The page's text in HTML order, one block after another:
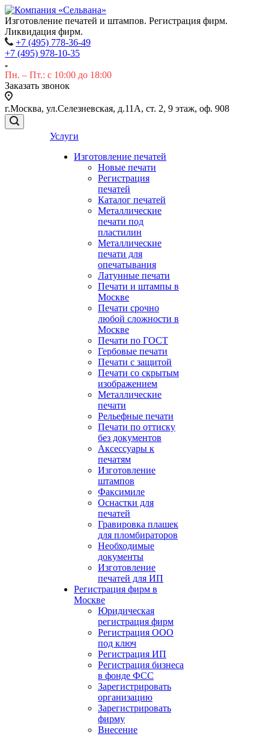
Изготовление печатей и штампов. Регистрация фирм.
Ликвидация фирм.
+7 (495) 778-36-49
+7 (495) 978-10-35
Пн. – Пт.: с 10:00 до 18:00
Заказать звонок
г.Москва, ул.Селезневская, д.11А, ст. 2, 9 этаж, оф. 908
Услуги
Изготовление печатей
Новые печати
Регистрация
печатей
Каталог печатей
Металлические
печати под
пластилин
Металлические
печати для
опечатывания
Латунные печати
Печати и штампы в
Москве
Печати срочно
любой сложности в
Москве
Печати по ГОСТ
Гербовые печати
Печати с защитой
Печати со скрытым
изображением
Металлические
печати
Рельефные печати
Печати по оттиску
без документов
Аксессуары к
печатям
Изготовление
штампов
Факсимиле
Оснастки для
печатей
Гравировка плашек
для пломбираторов
Необходимые
документы
Изготовление
печатей для ИП
Регистрация фирм в
Москве
Юридическая
регистрация фирм
Регистрация ООО
под ключ
Регистрация ИП
Регистрация бизнеса
в фонде ФСС
Зарегистрировать
организацию
Зарегистрировать
фирму
Внесение